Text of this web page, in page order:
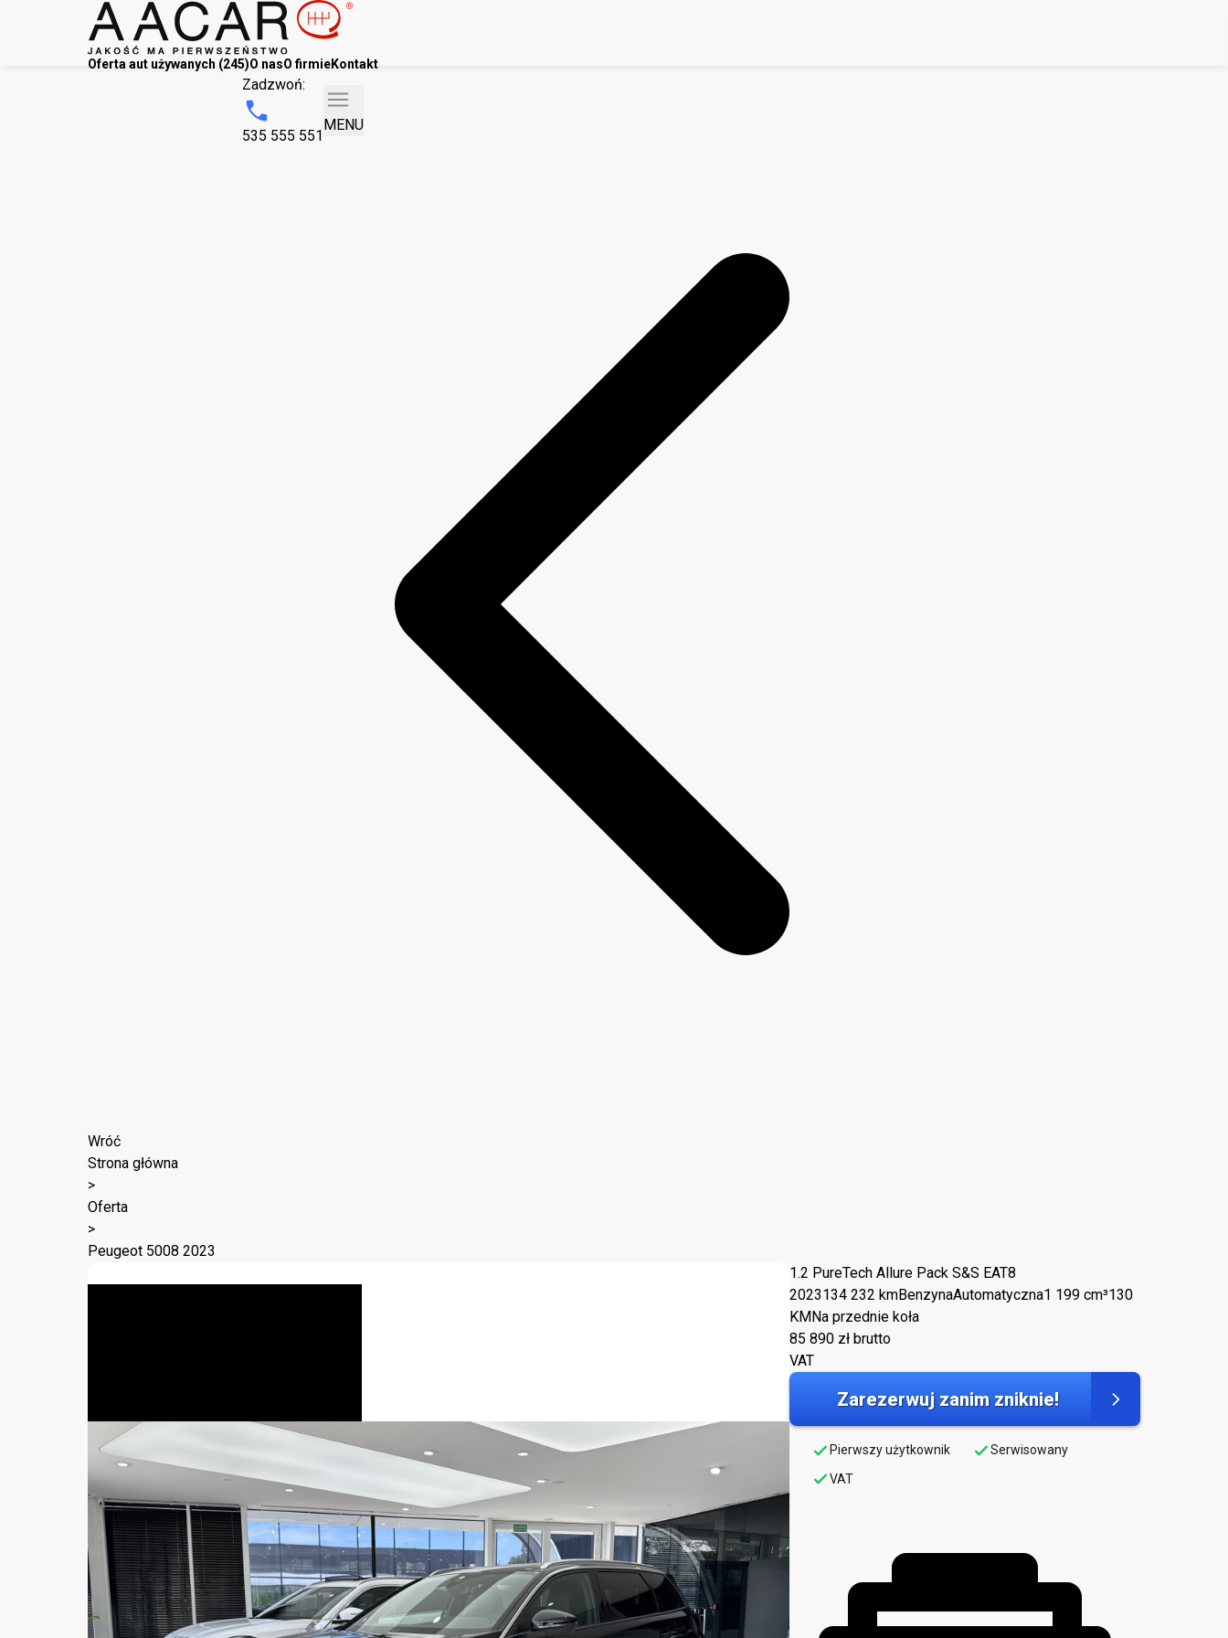
Oferta aut używanych (245)O nasO firmieKontakt
Zadzwoń:
535 555 551
MENU
Wróć
Strona główna
>
Oferta
>
Peugeot 5008 2023
1.2 PureTech Allure Pack S&S EAT8
2023134 232 kmBenzynaAutomatyczna1 199 cm³130
KMNa przednie koła
85 890 zł brutto
VAT
Zarezerwuj zanim zniknie!
Pierwszy użytkownik
Serwisowany
VAT